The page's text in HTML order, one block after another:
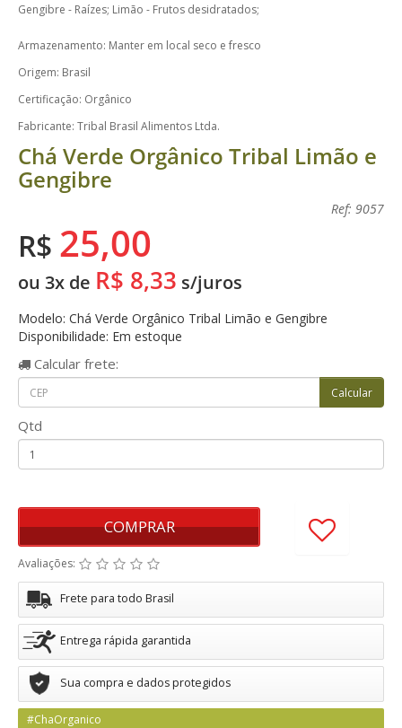
Gengibre - Raízes; Limão - Frutos desidratados;
Armazenamento: Manter em local seco e fresco
Origem: Brasil
Certificação: Orgânico
Fabricante: Tribal Brasil Alimentos Ltda.
Chá Verde Orgânico Tribal Limão e
Gengibre
Ref: 9057
R$ 25,00
ou 3x de R$ 8,33 s/juros
Modelo: Chá Verde Orgânico Tribal Limão e Gengibre
Disponibilidade: Em estoque
Calcular frete:
Qtd
COMPRAR
Avaliações:
Frete para todo Brasil
Entrega rápida garantida
Sua compra e dados protegidos
#ChaOrganico